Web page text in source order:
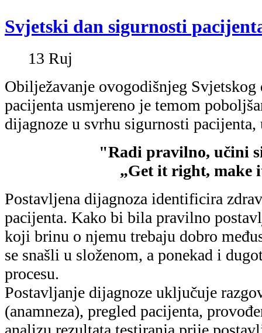
procesu.
(anamneza), pregled pacijenta,
analizu rezultata testiranja prije
te liječenja.
Pogreške poput odgođeno postavljene
propuštene dijagnoze mogu se
imati značajne posljedice.